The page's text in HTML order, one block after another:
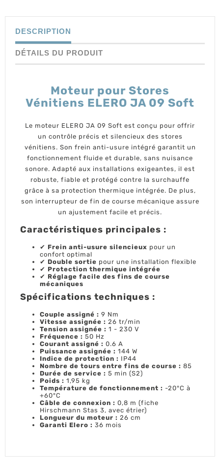
DESCRIPTION
DÉTAILS DU PRODUIT
Moteur pour Stores
Vénitiens ELERO JA 09 Soft
Le moteur ELERO JA 09 Soft est conçu pour offrir
un contrôle précis et silencieux des stores
vénitiens. Son frein anti-usure intégré garantit un
fonctionnement fluide et durable, sans nuisance
sonore. Adapté aux installations exigeantes, il est
robuste, fiable et protégé contre la surchauffe
grâce à sa protection thermique intégrée. De plus,
son interrupteur de fin de course mécanique assure
un ajustement facile et précis.
Caractéristiques principales :
✔ Frein anti-usure silencieux pour un
confort optimal
✔ Double sortie pour une installation flexible
✔ Protection thermique intégrée
✔ Réglage facile des fins de course
mécaniques
Spécifications techniques :
Couple assigné : 9 Nm
Vitesse assignée : 26 tr/min
Tension assignée : 1 - 230 V
Fréquence : 50 Hz
Courant assigné : 0.6 A
Puissance assignée : 144 W
Indice de protection : IP44
Nombre de tours entre fins de course : 85
Durée de service : 5 min (S2)
Poids : 1,95 kg
Température de fonctionnement : -20°C à
+60°C
Câble de connexion : 0,8 m (fiche
Hirschmann Stas 3, avec étrier)
Longueur du moteur : 26 cm
Garanti Elero : 36 mois